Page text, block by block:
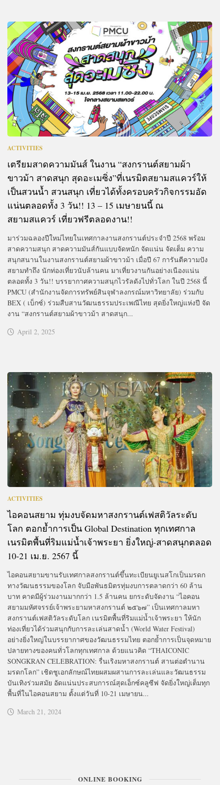
ACTIVITIES
เตรียมสาดความมันส์ ในงาน “สงกรานต์สยามผ้า
ขาวม้า สาดสนุก สุดอะเมซิ่ง”ที่เนรมิตสยามสแควร์ให้
เป็นสวนน้ำ สวนสนุก เที่ยวได้ทั้งครอบครัวกิจกรรมอัด
แน่นตลอดทั้ง 3 วัน!! 13 – 15 เมษายนนี้ ณ
สยามสแควร์ เที่ยวฟรีตลอดงาน!!
มาร่วมฉลองปีใหม่ไทยในเทศกาลงานสงกรานต์ประจำปี 2568 พร้อม
สาดความสนุก สาดความมันส์กันแบบจัดหนัก จัดแน่น จัดเต็ม ความ
สนุกสนานในงานสงกรานต์สยามผ้าขาวม้า เมื่อปี 67 การันตีความปัง
สยามทำถึง นักท่องเที่ยวนับล้านคน มาเที่ยวงานกันอย่างเนืองแน่น
ตลอดทั้ง 3 วัน!! บรรยากาศความสนุกไวรัลดังไปทั่วโลก ในปี 2568 นี้
PMCU (สำนักงานจัดการทรัพย์สินจุฬาลงกรณ์มหาวิทยาลัย) ร่วมกับ
BEX ( เบ็กซ์) ร่วมสืบสานวัฒนธรรมประเพณีไทย สุดยิ่งใหญ่แห่งปี จัด
งาน “สงกรานต์สยามผ้าขาวม้า สาดสนุก...
April 2, 2025
ACTIVITIES
ไอคอนสยาม ทุ่มงบจัดมหาสงกรานต์เฟสติวัลระดับ
โลก ตอกย้ำการเป็น Global Destination ทุกเทศกาล
เนรมิตพื้นที่ริมแม่น้ำเจ้าพระยา ยิ่งใหญ่-สาดสนุกตลอด
10-21 เม.ย. 2567 นี้
ไอคอนสยามขานรับเทศกาลสงกรานต์ขึ้นทะเบียนยูเนสโกเป็นมรดก
ทางวัฒนธรรมของโลก จับมือพันธมิตรทุ่มงบการตลาดกว่า 60 ล้าน
บาท คาดมีผู้ร่วมงานมากกว่า 1.5 ล้านคน ยกระดับจัดงาน “ไอคอน
สยามมหัศจรรย์เจ้าพระยามหาสงกรานต์ ๒๕๖๗” เป็นเทศกาลมหา
สงกรานต์เฟสติวัลระดับโลก เนรมิตพื้นที่ริมแม่น้ำเจ้าพระยา ให้นัก
ท่องเที่ยวได้ร่วมสนุกกับการละเล่นสาดน้ำ (World Water Festival)
อย่างยิ่งใหญ่ในบรรยากาศของวัฒนธรรมไทย ตอกย้ำการเป็นจุดหมาย
ปลายทางของคนทั่วโลกทุกเทศกาล ด้วยแนวคิด “THAICONIC
SONGKRAN CELEBRATION: รื่นเริงมหาสงกรานต์ สานต่อตำนาน
มรดกโลก” เชิดชูเอกลักษณ์ไทยผสมผสานการละเล่นและวัฒนธรรม
บันเทิงร่วมสมัย อัดแน่นประสบการณ์สุดเอ็กซ์คลูซีฟ จัดยิ่งใหญ่เต็มทุก
พื้นที่ในไอคอนสยาม ตั้งแต่วันที่ 10-21 เมษายน...
March 21, 2024
ONLINE BOOKING